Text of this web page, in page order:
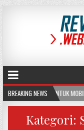
BREAKING NEWS
UNTUK MOBIL
Kategori: